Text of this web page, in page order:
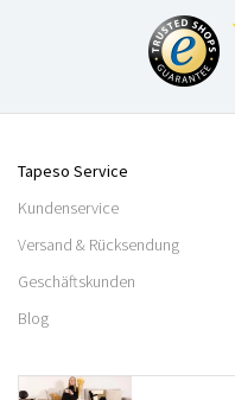
Tapeso Service
Kundenservice
Versand & Rücksendung
Geschäftskunden
Blog